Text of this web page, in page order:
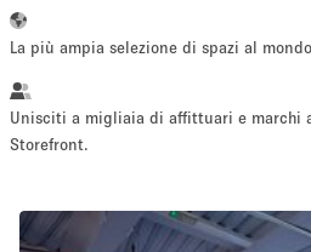
La più ampia selezione di spazi al
Unisciti a migliaia di affittuari e marchi
Storefront.